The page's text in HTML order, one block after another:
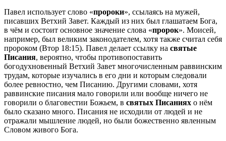
Павел использует слово «пророки», ссылаясь на мужей,
писавших Ветхий Завет. Каждый из них был глашатаем Бога,
в чём и состоит основное значение слова «пророк». Моисей,
например, был великим законодателем, хотя также считал себя
пророком (Втор 18:15). Павел делает ссылку на святые
Писания, вероятно, чтобы противопоставить
богодухновенный Ветхий Завет многочисленным раввинским
трудам, которые изучались в его дни и которым следовали
более ревностно, чем Писанию. Другими словами, хотя
раввинские писания мало говорили или вообще ничего не
говорили о благовестии Божьем, в святых Писаниях о нём
было сказано много. Писания не исходили от людей и не
отражали мышление людей, но были божественно явленным
Словом живого Бога.